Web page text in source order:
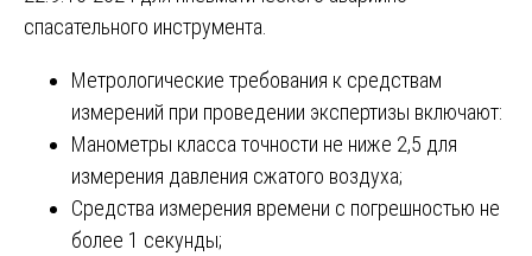
спасательного инструмента.
Метрологические требования к средствам
измерений при проведении экспертизы включают:
Манометры класса точности не ниже 2,5 для
измерения давления сжатого воздуха;
Средства измерения времени с погрешностью не
более 1 секунды;